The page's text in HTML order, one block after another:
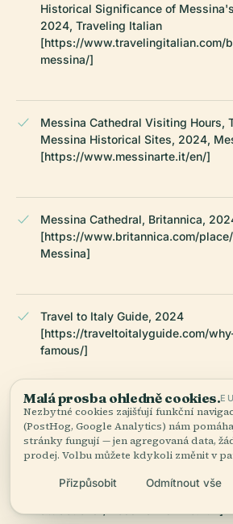
Historical Significance of
2024, Traveling Italian
[https://www.travelingitalian.com/
messina/]
Messina Cathedral Visiting Hours,
Messina Historical Sites, 2024,
[https://www.messinarte.it/en/]
Messina Cathedral, Britannica,
[https://www.britannica.com/
Messina]
Travel to Italy Guide, 2024
[https://traveltoitalyguide.com/
famous/]
Travel Ask, 2024 [https://
tourist-attractions-in-messina/]
PlanetWare, 2024 [https://
Malá prosba ohledně cookies.
Nezbytné cookies zajišťují funkční
(PostHog, Google Analytics) nám
stránky fungují — jen agregovaná data,
prodej. Volbu můžete kdykoli změnit v
Přizpůsobit Odmítnout vše